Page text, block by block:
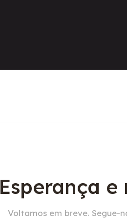
Esperança
Voltamos em breve.